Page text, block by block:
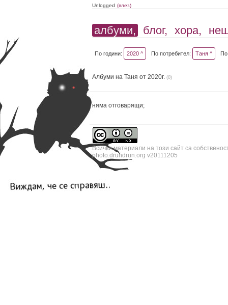
Unlogged (влез)
албуми, блог, хора,
По години: 2020 ^ По потребител: Таня ^
Албуми на Таня от 2020г. (0)
няма отговарящи;
Всички материали на този сайт са
photo.drundrun.org v20111205